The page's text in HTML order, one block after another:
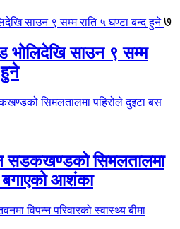
७
भोलिदेखि साउन ९ सम्म
हुने
सडकखण्डको सिमलतालमा
बगाएको आशंका